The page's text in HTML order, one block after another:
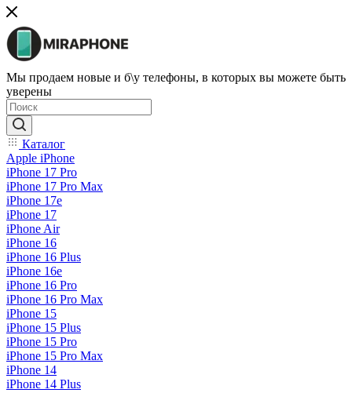
Мы продаем новые и б\у телефоны, в которых вы можете быть
уверены
Каталог
Apple iPhone
iPhone 17 Pro
iPhone 17 Pro Max
iPhone 17e
iPhone 17
iPhone Air
iPhone 16
iPhone 16 Plus
iPhone 16e
iPhone 16 Pro
iPhone 16 Pro Max
iPhone 15
iPhone 15 Plus
iPhone 15 Pro
iPhone 15 Pro Max
iPhone 14
iPhone 14 Plus